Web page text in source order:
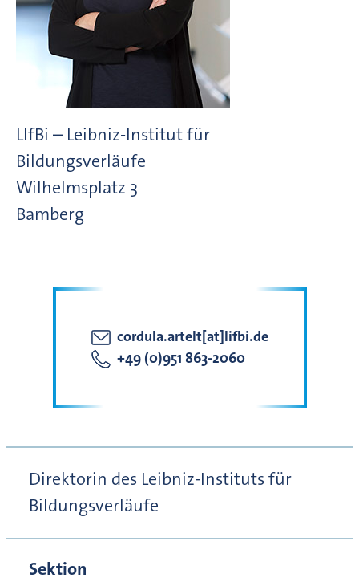
LIfBi – Leibniz-Institut für
Bildungsverläufe
Wilhelmsplatz 3
Bamberg
cordula.artelt[at]lifbi.de
+49 (0)951 863-2060
Direktorin des Leibniz-Instituts für
Bildungsverläufe
Sektion